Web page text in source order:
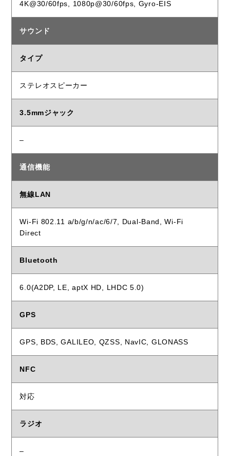
4K@30/60fps, 1080p@30/60fps, Gyro-EIS
サウンド
タイプ
ステレオスピーカー
3.5mmジャック
–
通信機能
無線LAN
Wi-Fi 802.11 a/b/g/n/ac/6/7, Dual-Band, Wi-Fi
Direct
Bluetooth
6.0(A2DP, LE, aptX HD, LHDC 5.0)
GPS
GPS, BDS, GALILEO, QZSS, NavIC, GLONASS
NFC
対応
ラジオ
–